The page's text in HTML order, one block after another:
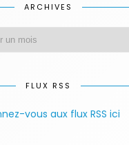
ARCHIVES
FLUX RSS
vous aux flux RSS ici